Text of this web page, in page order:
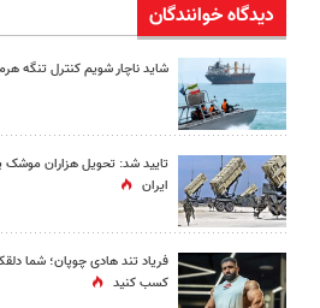
دیدگاه خوانندگان
شاید ناچار شویم کنترل تنگه
تایید شد: تحویل هزاران موشک
ایران
فریاد تند هادی چوپان؛‌ شما
کسب کنید